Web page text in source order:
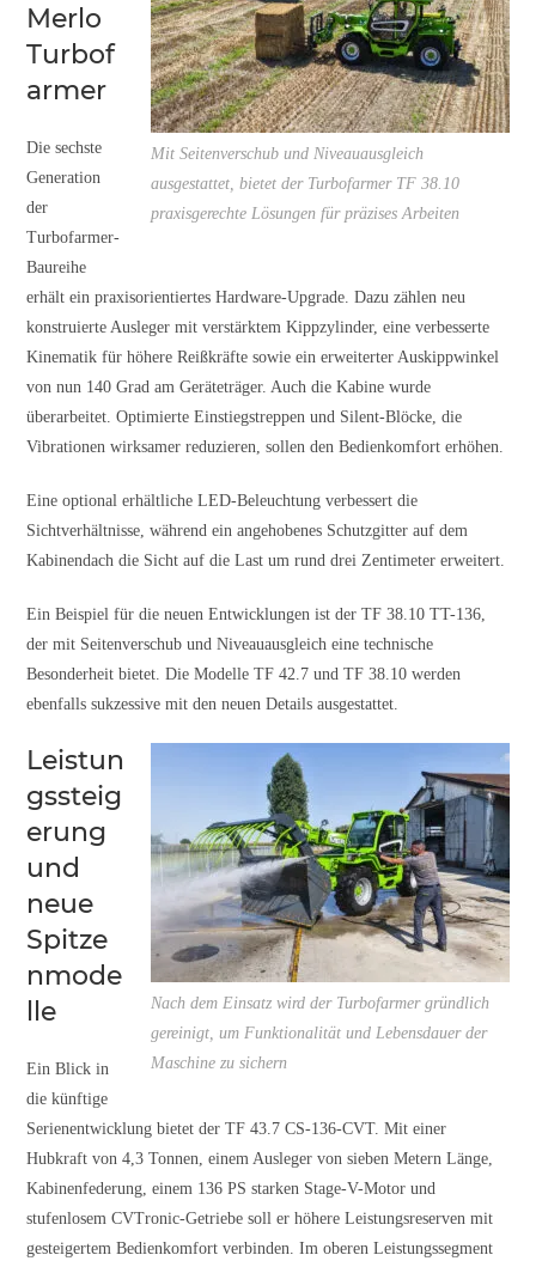
Mit Seitenverschub und Niveauausgleich
ausgestattet, bietet der Turbofarmer TF 38.10
praxisgerechte Lösungen für präzises Arbeiten
Merlo
Turbof
armer
Die sechste
Generation
der
Turbofarmer-
Baureihe
erhält ein praxisorientiertes Hardware-Upgrade. Dazu zählen neu
konstruierte Ausleger mit verstärktem Kippzylinder, eine verbesserte
Kinematik für höhere Reißkräfte sowie ein erweiterter Auskippwinkel
von nun 140 Grad am Geräteträger. Auch die Kabine wurde
überarbeitet. Optimierte Einstiegstreppen und Silent-Blöcke, die
Vibrationen wirksamer reduzieren, sollen den Bedienkomfort erhöhen.
Eine optional erhältliche LED-Beleuchtung verbessert die
Sichtverhältnisse, während ein angehobenes Schutzgitter auf dem
Kabinendach die Sicht auf die Last um rund drei Zentimeter erweitert.
Ein Beispiel für die neuen Entwicklungen ist der TF 38.10 TT-136,
der mit Seitenverschub und Niveauausgleich eine technische
Besonderheit bietet. Die Modelle TF 42.7 und TF 38.10 werden
ebenfalls sukzessive mit den neuen Details ausgestattet.
Nach dem Einsatz wird der Turbofarmer gründlich
gereinigt, um Funktionalität und Lebensdauer der
Maschine zu sichern
Leistun
gssteig
erung
und
neue
Spitze
nmode
lle
Ein Blick in
die künftige
Serienentwicklung bietet der TF 43.7 CS-136-CVT. Mit einer
Hubkraft von 4,3 Tonnen, einem Ausleger von sieben Metern Länge,
Kabinenfederung, einem 136 PS starken Stage-V-Motor und
stufenlosem CVTronic-Getriebe soll er höhere Leistungsreserven mit
gesteigertem Bedienkomfort verbinden. Im oberen Leistungssegment